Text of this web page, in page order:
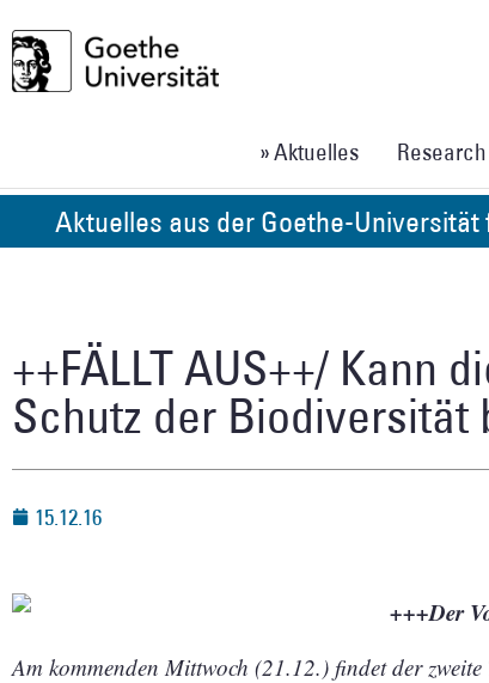
» Aktuelles Research
Aktuelles aus der Goethe-
++FÄLLT AUS++/ Kann
Schutz der Biodiversität
15.12.16
+++Der
Am kommenden Mittwoch (21.12.) findet der